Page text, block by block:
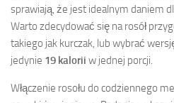
sprawiają, że jest idealnym daniem
Warto zdecydować się na rosół
takiego jak kurczak, lub wybrać
jedynie 19 kalorii w jednej porcji.
Włączenie rosołu do codziennego